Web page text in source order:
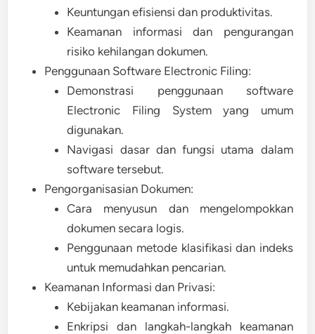
Keuntungan efisiensi dan produktivitas.
Keamanan informasi dan pengurangan
risiko kehilangan dokumen.
Penggunaan Software Electronic Filing:
Demonstrasi penggunaan software
Electronic Filing System yang umum
digunakan.
Navigasi dasar dan fungsi utama dalam
software tersebut.
Pengorganisasian Dokumen:
Cara menyusun dan mengelompokkan
dokumen secara logis.
Penggunaan metode klasifikasi dan indeks
untuk memudahkan pencarian.
Keamanan Informasi dan Privasi:
Kebijakan keamanan informasi.
Enkripsi dan langkah-langkah keamanan